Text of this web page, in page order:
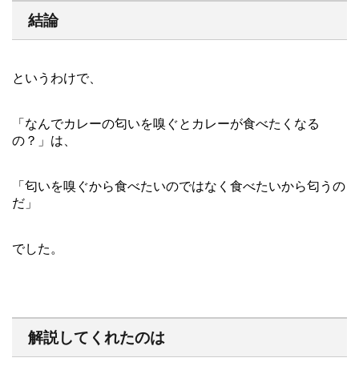
結論
というわけで、
「なんでカレーの匂いを嗅ぐとカレーが食べたくなる
の？」は、
「匂いを嗅ぐから食べたいのではなく食べたいから匂うの
だ」
でした。
解説してくれたのは